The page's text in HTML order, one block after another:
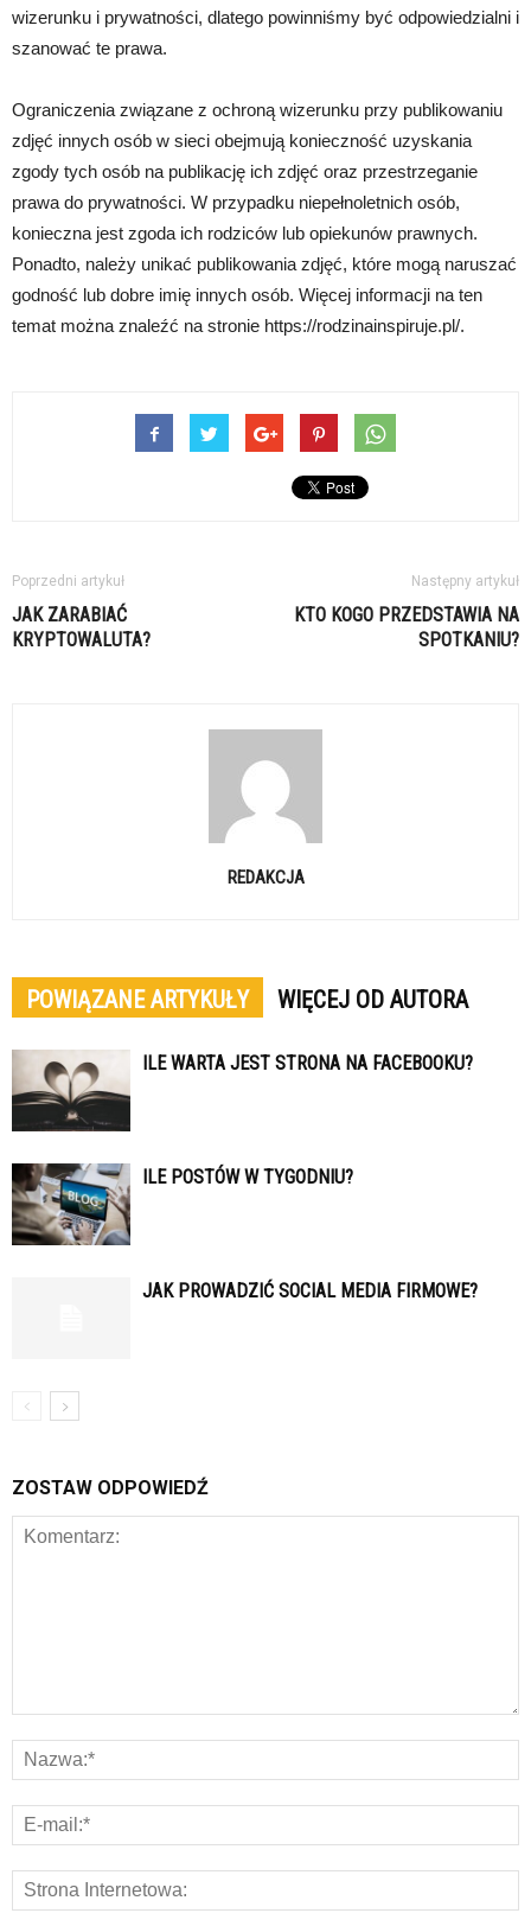
wizerunku i prywatności, dlatego powinniśmy być odpowiedzialni i
szanować te prawa.
Ograniczenia związane z ochroną wizerunku przy publikowaniu
zdjęć innych osób w sieci obejmują konieczność uzyskania
zgody tych osób na publikację ich zdjęć oraz przestrzeganie
prawa do prywatności. W przypadku niepełnoletnich osób,
konieczna jest zgoda ich rodziców lub opiekunów prawnych.
Ponadto, należy unikać publikowania zdjęć, które mogą naruszać
godność lub dobre imię innych osób. Więcej informacji na ten
temat można znaleźć na stronie https://rodzinainspiruje.pl/.
Poprzedni artykuł
JAK ZARABIAĆ
KRYPTOWALUTA?
Następny artykuł
KTO KOGO PRZEDSTAWIA NA
SPOTKANIU?
REDAKCJA
POWIĄZANE ARTYKUŁY WIĘCEJ OD AUTORA
ILE WARTA JEST STRONA NA FACEBOOKU?
ILE POSTÓW W TYGODNIU?
JAK PROWADZIĆ SOCIAL MEDIA FIRMOWE?
ZOSTAW ODPOWIEDŹ